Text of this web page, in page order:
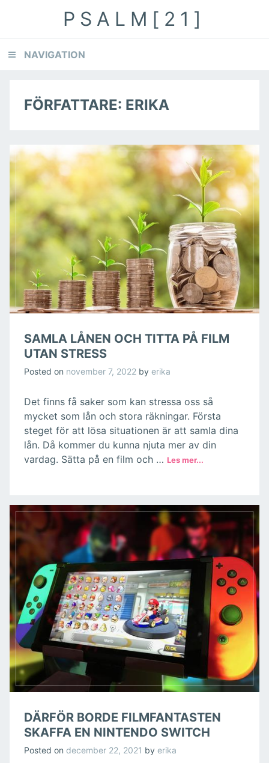
navigation
PSALM[21]
NAVIGATION
FÖRFATTARE: ERIKA
SAMLA LÅNEN OCH TITTA PÅ FILM
UTAN STRESS
Posted on november 7, 2022 by erika
Det finns få saker som kan stressa oss så
mycket som lån och stora räkningar. Första
steget för att lösa situationen är att samla dina
lån. Då kommer du kunna njuta mer av din
vardag. Sätta på en film och …
DÄRFÖR BORDE FILMFANTASTEN
SKAFFA EN NINTENDO SWITCH
Posted on december 22, 2021 by erika